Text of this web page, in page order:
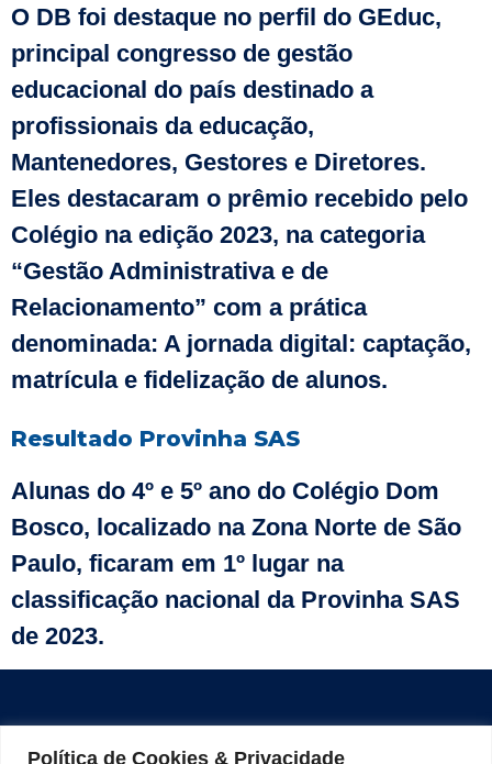
Política de Cookies & Privacidade
O DB foi destaque no perfil do GEduc,
principal congresso de gestão
educacional do país destinado a
profissionais da educação,
Mantenedores, Gestores e Diretores.
Eles destacaram o prêmio recebido pelo
Colégio na edição 2023, na categoria
“Gestão Administrativa e de
Relacionamento” com a prática
denominada: A jornada digital: captação,
matrícula e fidelização de alunos.
Resultado Provinha SAS
Alunas do 4º e 5º ano do Colégio Dom
Bosco, localizado na Zona Norte de São
Paulo, ficaram em 1º lugar na
classificação nacional da Provinha SAS
de 2023.
CategoriasRápida